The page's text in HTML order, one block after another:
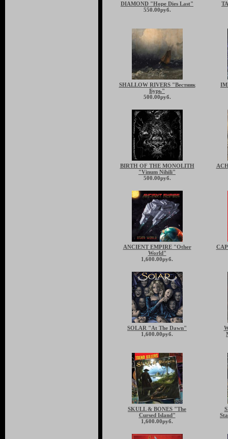
DIAMOND "Hope Dies Last"
550.00руб.
SHALLOW RIVERS "Вестник
Бурь"
500.00руб.
BIRTH OF THE MONOLITH
"Vinum Nihili"
500.00руб.
ANCIENT EMPIRE "Other
World"
1,600.00руб.
SOLAR "At The Dawn"
1,600.00руб.
SKULL & BONES "The
Cursed Island"
1,600.00руб.